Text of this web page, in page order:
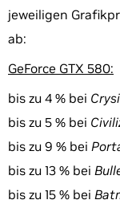
jeweiligen
ab:
GeForce GTX 580:
bis zu 4 % bei
bis zu 5 % bei
bis zu 9 % bei
bis zu 13 % bei
bis zu 15 % bei